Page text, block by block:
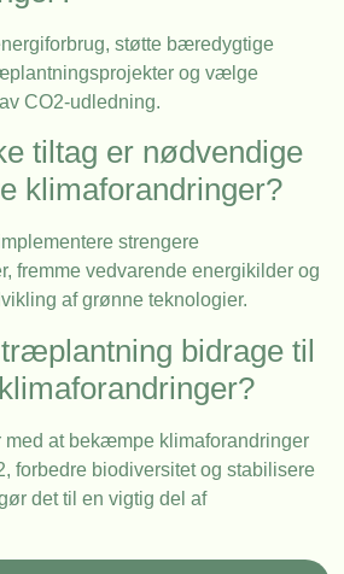
støtte bæredygtige
og vælge
CO2-udledning.
tiltag er nødvendige
klimaforandringer?
strengere
fremme vedvarende energikilder og
af grønne teknologier.
bidrage til
at bekæmpe klimaforandringer
forbedre biodiversitet og stabilisere
det til en vigtig del af